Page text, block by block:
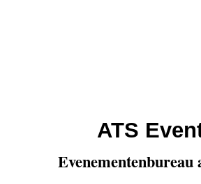
ATS
Evenementenbureau